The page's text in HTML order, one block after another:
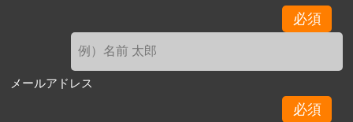
必須
メールアドレス
必須